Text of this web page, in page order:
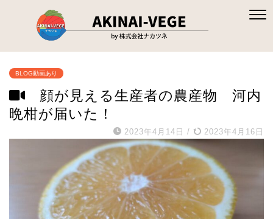
BLOG動画あり
顔が見える生産者の農産物 河内
晩柑が届いた！
2023年4月14日 / 2023年4月16日